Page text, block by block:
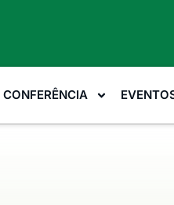
CONFERÊNCIA